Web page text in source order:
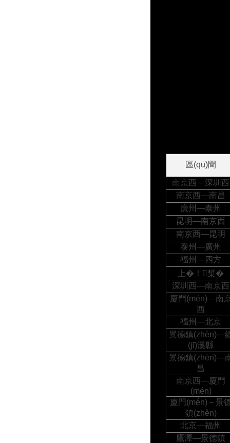
區(qū)間
南京西—深圳西
南京西—南昌
廣州—泰州
昆明—南京西
南京西—昆明
泰州—廣州
福州—四方
上�！椞�
深圳西—南京西
廈門(mén)—南
西
福州—北京
景德鎮(zhèn)—
(jī)溪縣
景德鎮(zhèn)—
昌
南京西—廈門
(mén)
廈門(mén)－景
鎮(zhèn)
北京—福州
鷹潭—景德鎮